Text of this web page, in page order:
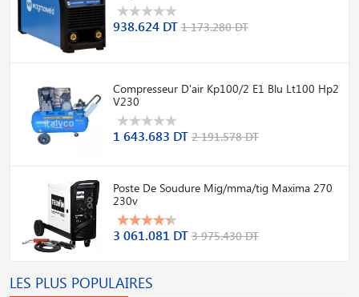
938.624 DT 1 173.280 DT
Compresseur D'air Kp100/2 E1 Blu Lt100 Hp2
V230
1 643.683 DT 2 191.578 DT
Poste De Soudure Mig/mma/tig Maxima 270
230v
3 061.081 DT 3 975.430 DT
LES PLUS POPULAIRES